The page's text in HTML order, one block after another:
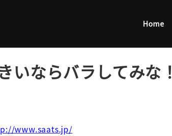
Home
いならバラしてみな！
www.saats.jp/